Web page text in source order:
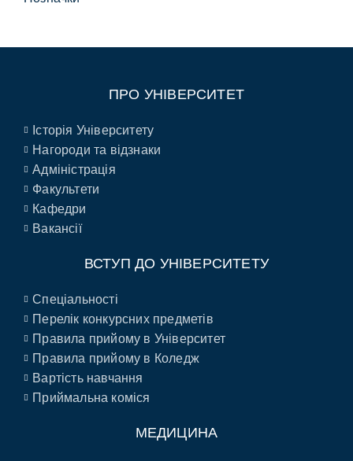
ПРО УНІВЕРСИТЕТ
Історія Університету
Нагороди та відзнаки
Адміністрація
Факультети
Кафедри
Вакансії
ВСТУП ДО УНІВЕРСИТЕТУ
Спеціальності
Перелік конкурсних предметів
Правила прийому в Університет
Правила прийому в Коледж
Вартість навчання
Приймальна коміся
МЕДИЦИНА